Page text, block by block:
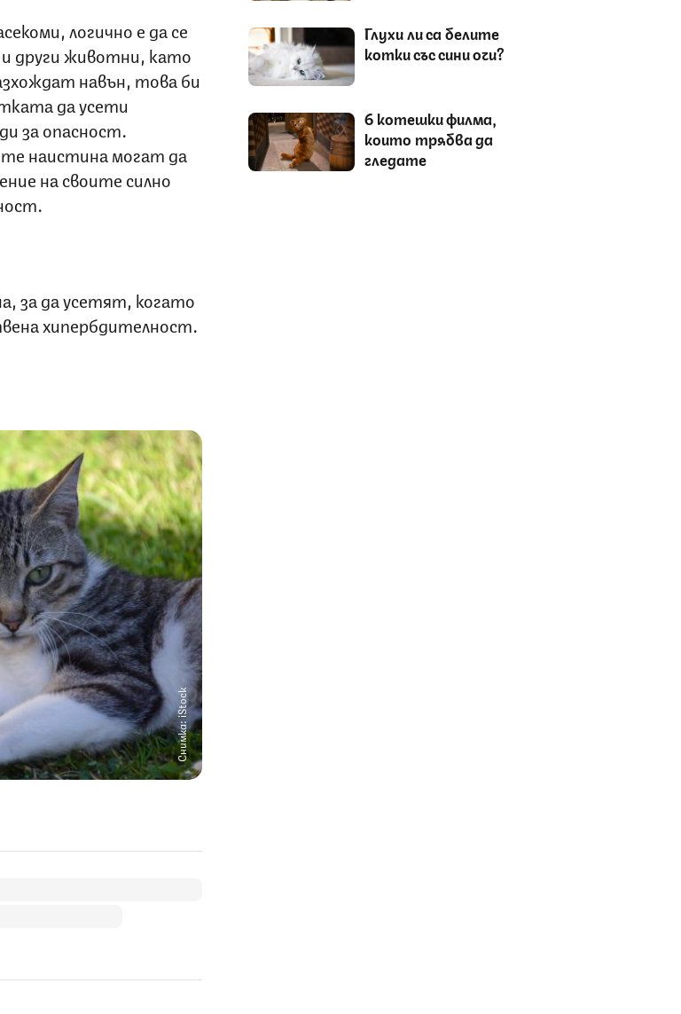
логично е да се
и други животни, като
навън, това би
да усети
за опасност.
наистина могат да
на своите силно
за да усетят, когато
хипербдителност.
Снимка: iStock
Глухи ли са белите
котки със сини очи?
6 котешки филма,
които трябва да
гледате